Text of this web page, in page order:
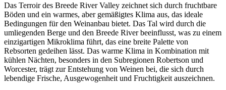
Das Terroir des Breede River Valley zeichnet sich durch fruchtbare
Böden und ein warmes, aber gemäßigtes Klima aus, das ideale
Bedingungen für den Weinanbau bietet. Das Tal wird durch die
umliegenden Berge und den Breede River beeinflusst, was zu einem
einzigartigen Mikroklima führt, das eine breite Palette von
Rebsorten gedeihen lässt. Das warme Klima in Kombination mit
kühlen Nächten, besonders in den Subregionen Robertson und
Worcester, trägt zur Entstehung von Weinen bei, die sich durch
lebendige Frische, Ausgewogenheit und Fruchtigkeit auszeichnen.